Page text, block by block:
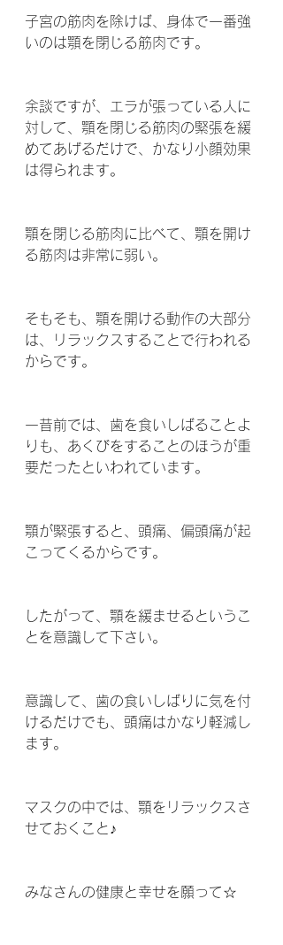
子宮の筋肉を除けば、身体で一番強
いのは顎を閉じる筋肉です。
余談ですが、エラが張っている人に
対して、顎を閉じる筋肉の緊張を緩
めてあげるだけで、かなり小顔効果
は得られます。
顎を閉じる筋肉に比べて、顎を開け
る筋肉は非常に弱い。
そもそも、顎を開ける動作の大部分
は、リラックスすることで行われる
からです。
一昔前では、歯を食いしばることよ
りも、あくびをすることのほうが重
要だったといわれています。
顎が緊張すると、頭痛、偏頭痛が起
こってくるからです。
したがって、顎を緩ませるというこ
とを意識して下さい。
意識して、歯の食いしばりに気を付
けるだけでも、頭痛はかなり軽減し
ます。
マスクの中では、顎をリラックスさ
せておくこと♪
みなさんの健康と幸せを願って☆